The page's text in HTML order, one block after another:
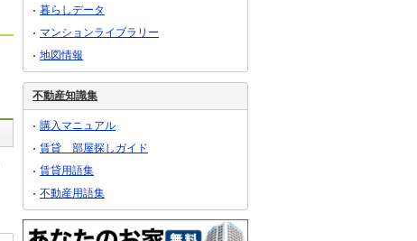
暮らしデータ
マンションライブラリー
地図情報
不動産知識集
購入マニュアル
賃貸 部屋探しガイド
賃貸用語集
不動産用語集